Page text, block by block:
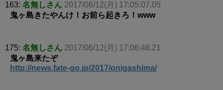
163: 名無しさん 2017/06/12(月) 17:05:07.05
鬼ヶ島きたやんけ！お前ら起きろ！www
175: 名無しさん 2017/06/12(月) 17:06:46.21
鬼ヶ島来たぞ
http://news.fate-go.jp/2017/onigashima/